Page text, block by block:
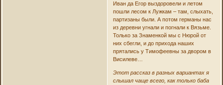
Иван да Егор выздоровели и летом
пошли лесом к Лужкам – там, слыхать,
партизаны были. А потом германы нас
из деревни угнали и погнали к Вязьме.
Только за Знаменкой мы с Нюрой от
них сбегли, и до прихода наших
прятались у Тимофеевны за двором в
Висилеве…
Этот рассказ в разных вариантах я
слышал чаще всего, как только баба